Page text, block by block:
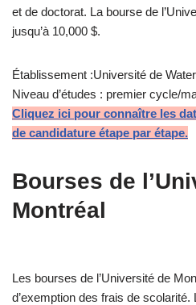
et de doctorat. La bourse de
jusqu’à 10,000 $.
Établissement :Université de
Niveau d’études : premier cycle/
Cliquez ici pour connaître les
de candidature étape par étape.
Bourses de
Montréal
Les bourses de l’Université de
d’exemption des frais de